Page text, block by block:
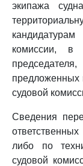
экипажа
кандидатурам
комиссии,
предложенных
судовой
Сведения
либо по
судовой